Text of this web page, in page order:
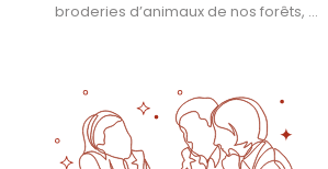
broderies d’animaux de nos forêts, …